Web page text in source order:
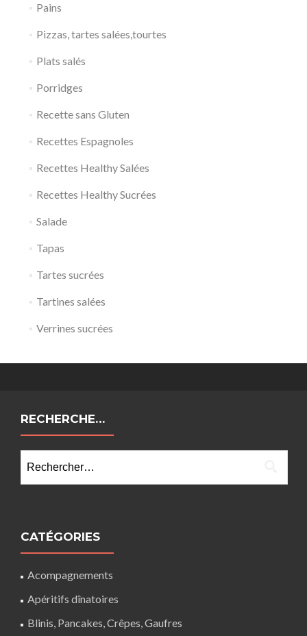
Pains
Pizzas, tartes salées,tourtes
Plats salés
Porridges
Recette sans Gluten
Recettes Espagnoles
Recettes Healthy Salées
Recettes Healthy Sucrées
Salade
Tapas
Tartes sucrées
Tartines salées
Verrines sucrées
RECHERCHE…
CATÉGORIES
Acompagnements
Apéritifs dînatoires
Blinis, Pancakes, Crêpes, Gaufres